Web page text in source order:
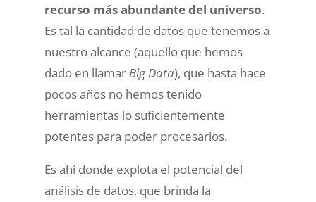
recurso más abundante del universo.
Es tal la cantidad de datos que tenemos a
nuestro alcance (aquello que hemos
dado en llamarBig Data), que hasta hace
pocos años no hemos tenido
herramientas lo suficientemente
potentes para poder procesarlos.
Es ahí donde explota el potencial del
análisis de datos, que brinda la